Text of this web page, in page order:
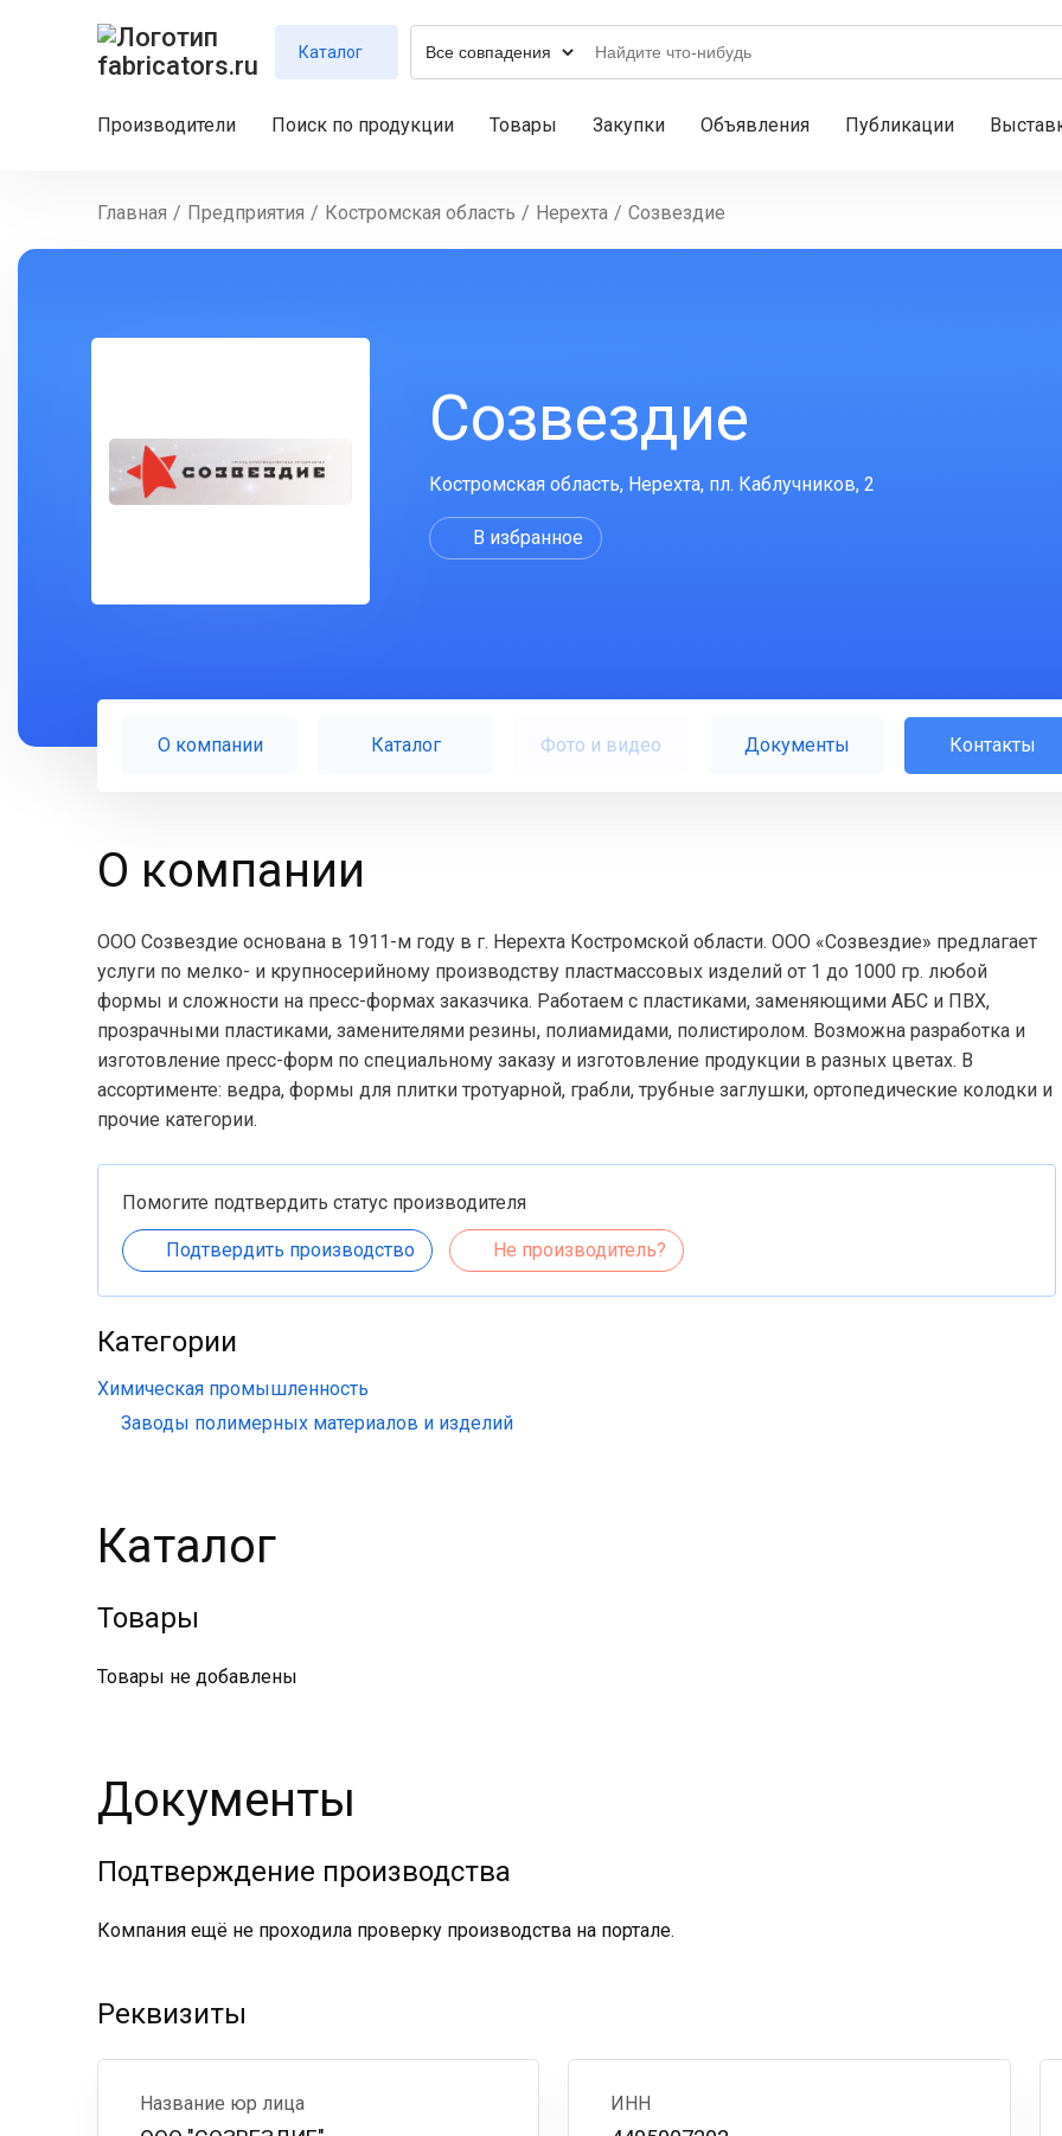
Каталог
Производители Поиск по продукции Товары Закупки Объявления Публикации
Главная / Предприятия / Костромская область / Нерехта / Созвездие
Созвездие
Костромская область, Нерехта, пл. Каблучников, 2
В избранное
О компании Каталог Фото и видео Документы Контакты
О компании
ООО Созвездие основана в 1911-м году в г. Нерехта Костромской области. ООО «Созвездие» предлагает
услуги по мелко- и крупносерийному производству пластмассовых изделий от 1 до 1000 гр. любой
формы и сложности на пресс-формах заказчика. Работаем с пластиками, заменяющими АБС и ПВХ,
прозрачными пластиками, заменителями резины, полиамидами, полистиролом. Возможна разработка и
изготовление пресс-форм по специальному заказу и изготовление продукции в разных цветах. В
ассортименте: ведра, формы для плитки тротуарной, грабли, трубные заглушки, ортопедические колодки и
прочие категории.
Помогите подтвердить статус производителя
Подтвердить производство Не производитель?
Категории
Химическая промышленность
Заводы полимерных материалов и изделий
Каталог
Товары
Товары не добавлены
Документы
Подтверждение производства
Компания ещё не проходила проверку производства на портале.
Реквизиты
Название юр лица ИНН